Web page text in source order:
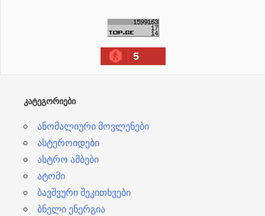
5
ᲙᲐᲢᲔᲒᲝᲠᲘᲔᲑᲘ
ანომალიური მოვლენები
ასტეროიდები
ასტრო ამბები
ატომი
ბავშვური შეკითხვები
ბნელი ენერგია